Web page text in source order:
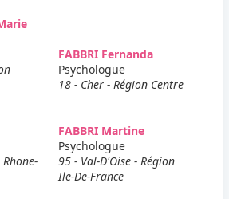
FABBRI Fernanda
Psychologue
18 - Cher - Région Centre
FABBRI Martine
Psychologue
95 - Val-D'Oise - Région
Ile-De-France